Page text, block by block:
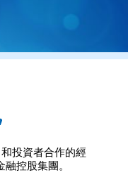
投資者合作的經
控股集團。